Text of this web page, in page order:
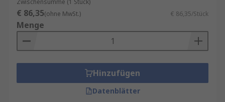
Zwischensumme (1 Stück)
€ 86,35(ohne MwSt.) € 86,35/Stück
Menge
Hinzufügen
Datenblätter